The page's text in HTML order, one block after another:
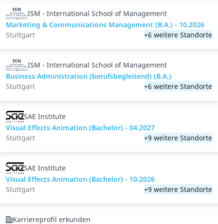
ISM - International School of Management
Marketing & Communications Management (B.A.) - 10.2026
Stuttgart
+6 weitere Standorte
ISM - International School of Management
Business Administration (berufsbegleitend) (B.A.)
Stuttgart
+6 weitere Standorte
SAE Institute
Visual Effects Animation (Bachelor) - 04.2027
Stuttgart
+9 weitere Standorte
SAE Institute
Visual Effects Animation (Bachelor) - 10.2026
Stuttgart
+9 weitere Standorte
Karriereprofil erkunden